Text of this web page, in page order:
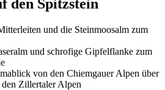
den Spitzstein
und die Steinmoosalm zum
und schrofige Gipfelflanke zum
von den Chiemgauer Alpen über
Zillertaler Alpen